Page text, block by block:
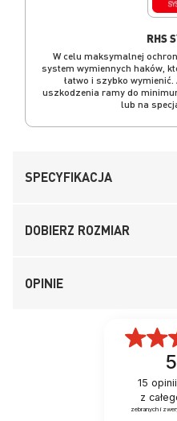
RHS
W celu maksymalnej
system wymiennych haków,
łatwo i szybko
uszkodzenia ramy do
lub na
SPECYFIKACJA
DOBIERZ ROZMIAR
OPINIE
15
z
zebranych i